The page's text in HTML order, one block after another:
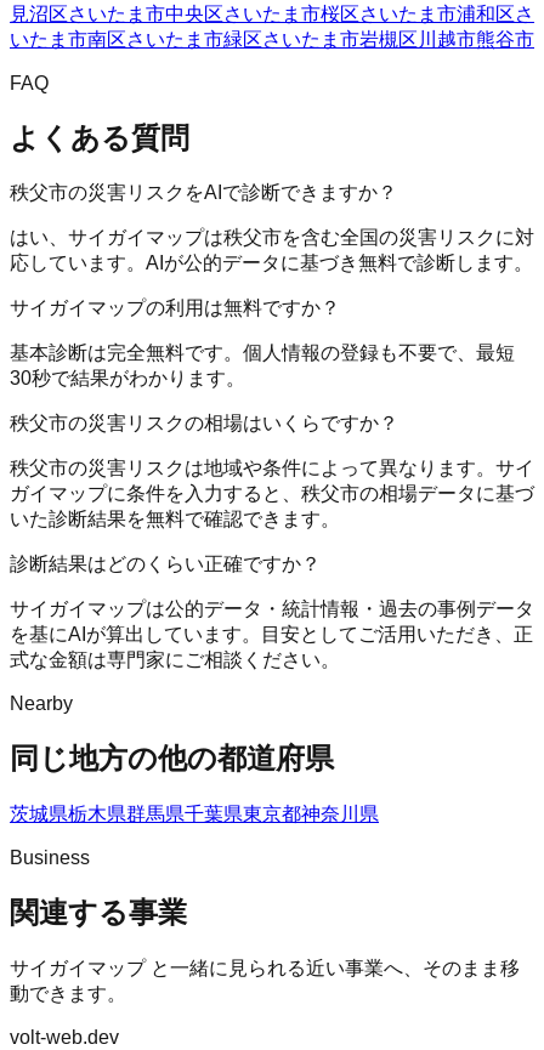
見沼区さいたま市中央区さいたま市桜区さいたま市浦和区さ
いたま市南区さいたま市緑区さいたま市岩槻区 川越市熊谷市
FAQ
よくある質問
秩父市の災害リスクをAIで診断できますか？
はい、サイガイマップは秩父市を含む全国の災害リスクに対
応しています。AIが公的データに基づき無料で診断します。
サイガイマップの利用は無料ですか？
基本診断は完全無料です。個人情報の登録も不要で、最短
30秒で結果がわかります。
秩父市の災害リスクの相場はいくらですか？
秩父市の災害リスクは地域や条件によって異なります。サイ
ガイマップに条件を入力すると、秩父市の相場データに基づ
いた診断結果を無料で確認できます。
診断結果はどのくらい正確ですか？
サイガイマップは公的データ・統計情報・過去の事例データ
を基にAIが算出しています。目安としてご活用いただき、正
式な金額は専門家にご相談ください。
Nearby
同じ地方の他の都道府県
茨城県栃木県群馬県千葉県東京都神奈川県
Business
関連する事業
サイガイマップと一緒に見られる近い事業へ、そのまま移
動できます。
volt-web.dev